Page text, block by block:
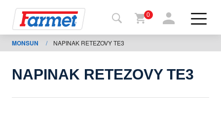
auf
Shop
0
MONSUN / NAPINAK RETEZOVY TE3
NAPINAK RETEZOVY TE3